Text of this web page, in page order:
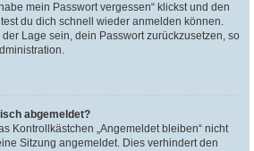
mein Passwort vergessen“ klickst und den
du dich schnell wieder anmelden können.
Lage sein, dein Passwort zurückzusetzen, so
abgemeldet?
Kontrollkästchen „Angemeldet bleiben“ nicht
Sitzung angemeldet. Dies verhindert den